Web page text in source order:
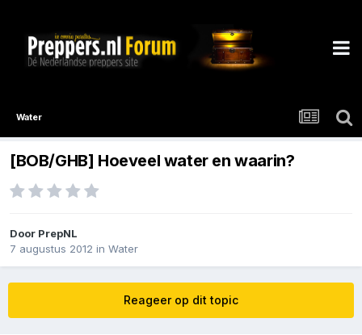
Water
[BOB/GHB] Hoeveel water en waarin?
Door PrepNL
7 augustus 2012 in Water
Reageer op dit topic